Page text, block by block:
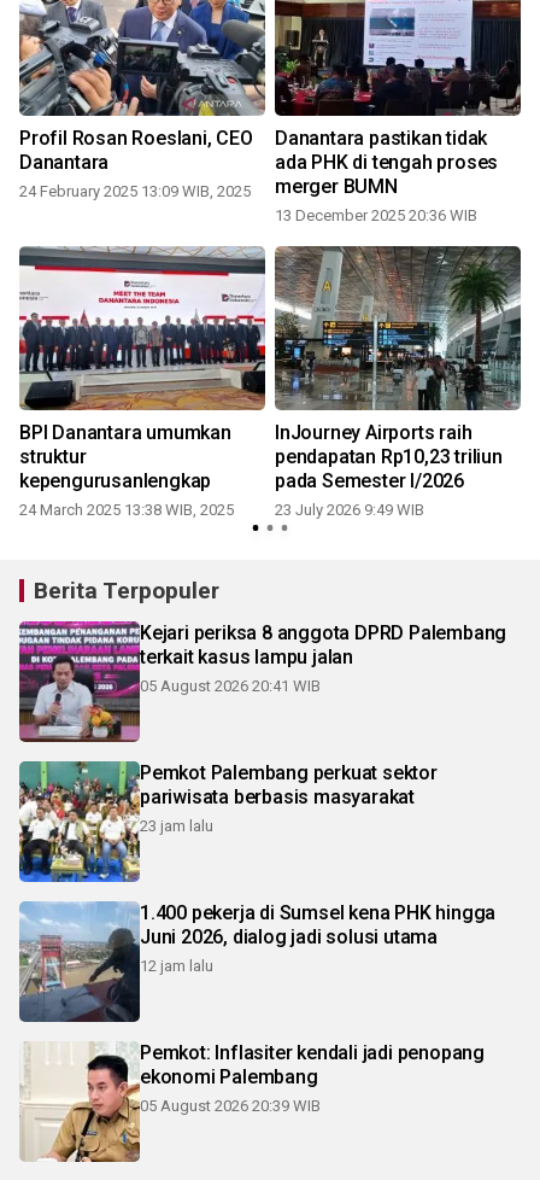
Profil Rosan Roeslani, CEO
Danantara
24 February 2025 13:09 WIB, 2025
Danantara pastikan tidak
ada PHK di tengah proses
merger BUMN
13 December 2025 20:36 WIB
BPI Danantara umumkan
struktur
kepengurusanlengkap
24 March 2025 13:38 WIB, 2025
InJourney Airports raih
pendapatan Rp10,23 triliun
pada Semester I/2026
23 July 2026 9:49 WIB
Berita Terpopuler
Kejari periksa 8 anggota DPRD Palembang
terkait kasus lampu jalan
05 August 2026 20:41 WIB
Pemkot Palembang perkuat sektor
pariwisata berbasis masyarakat
23 jam lalu
1.400 pekerja di Sumsel kena PHK hingga
Juni 2026, dialog jadi solusi utama
12 jam lalu
Pemkot: Inflasiter kendali jadi penopang
ekonomi Palembang
05 August 2026 20:39 WIB